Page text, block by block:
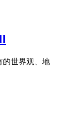
的世界观、地